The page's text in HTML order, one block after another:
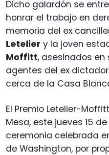
Dicho galardón se
honrar el trabajo en
memoria del ex
Letelier y la joven
Moffitt, asesinados en
agentes del ex dictador
cerca de la Casa
El Premio Letelier-
Mesa, este jueves 15
ceremonia celebrada
de Washington, por